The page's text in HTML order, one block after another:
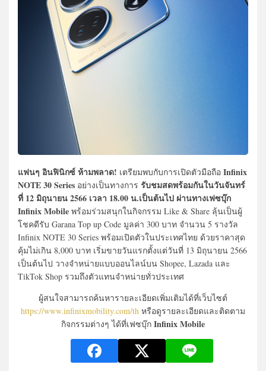
แฟนๆ อินฟินิกซ์ ห้ามพลาด! เตรียมพบกับการเปิดตัวมือถือ Infinix
NOTE 30 Series อย่างเป็นทางการ รับชมสดพร้อมกันในวันจันทร์
ที่ 12 มิถุนายน 2566 เวลา 18.00 น.เป็นต้นไป ผ่านทางเฟซบุ๊ก
Infinix Mobile พร้อมร่วมสนุกในกิจกรรม Like & Share ลุ้นเป็นผู้
โชคดีรับ Garana Top up Code มูลค่า 300 บาท จำนวน 5 รางวัล
Infinix NOTE 30 Series พร้อมเปิดตัวในประเทศไทย ด้วยราคาสุด
คุ้มไม่เกิน 8,000 บาท เริ่มขายวันแรกตั้งแต่วันที่ 13 มิถุนายน 2566
เป็นต้นไป วางจำหน่ายแบบออนไลน์บน Shopee, Lazada และ
TikTok Shop รวมถึงตัวแทนจำหน่ายทั่วประเทศ
ผู้สนใจสามารถค้นหารายละเอียดเพิ่มเติมได้ที่เว็บไซต์
https://www.infinixmobility.com/th หรือดูรายละเอียดและติดตาม
กิจกรรมต่างๆ ได้ที่เฟซบุ๊ก Infinix Mobile